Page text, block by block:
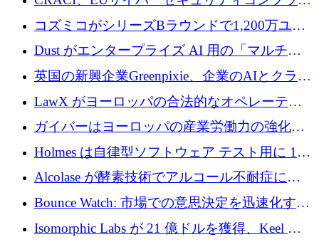
アンスプラットフォームのために140万ユーロ
コズミコがシリーズBラウンドで1,200万ユー
ロを調達
Dust がエンタープライズ AI 用の「マルチプ
レイヤー」オペレーティング システムを構築
するシリーズ B で 4,000 万ドルを調達
英国の新興企業Greenpixie、企業のAIとクラウ
ドのエネルギー無駄を削減するために470万ポ
ンドを調達
LawX がヨーロッパの合法的なオペレーティ
ング システムを構築するために 750 万ユーロ
を調達
ガイバーはヨーロッパの産業労働力の強化に
貢献するために 140 万ユーロを獲得
Holmes は自律型ソフトウェア テスト用に 110
万ユーロのプレシードを提供して開始
Alcolase が酵素技術でアルコール不耐症に取
り組むために 150 万ユーロを調達
Bounce Watch: 市場での意思決定を迅速化する
ためのインテリジェンス層を構築する
Isomorphic Labs が 21 億ドルを獲得、Keel の